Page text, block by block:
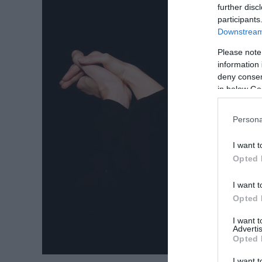
further
Please
information
deny
in below
I want
Opted
I want
Opted
I want
Opted